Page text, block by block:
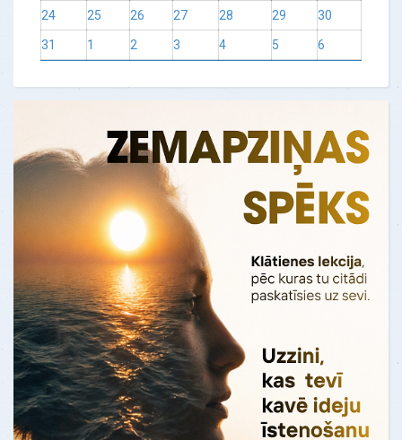
24 25 26 27 28 29 30
31 1 2 3 4 5 6